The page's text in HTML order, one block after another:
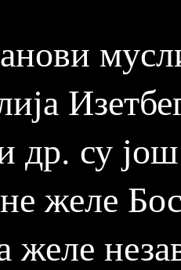
др. су
желе
желе